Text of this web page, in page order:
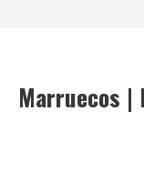
Marruecos |